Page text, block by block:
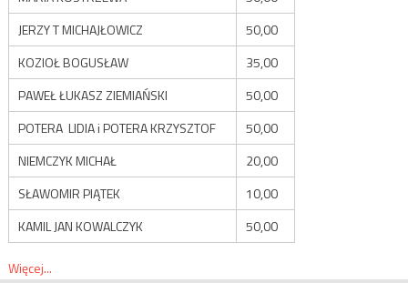
JERZY T MICHAJŁOWICZ
50,00
KOZIOŁ BOGUSŁAW
35,00
PAWEŁ ŁUKASZ ZIEMIAŃSKI
50,00
POTERA LIDIA i POTERA KRZYSZTOF
50,00
NIEMCZYK MICHAŁ
20,00
SŁAWOMIR PIĄTEK
10,00
KAMIL JAN KOWALCZYK
50,00
Więcej...